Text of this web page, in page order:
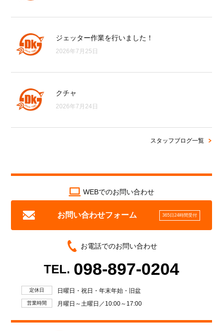
ジェッター作業を行いました！
2026年7月25日
クチャ
2026年7月24日
スタッフブログ一覧
WEBでのお問い合わせ
お問い合わせフォーム 365日24時間受付
お電話でのお問い合わせ
TEL. 098-897-0204
定休日 日曜日・祝日・年末年始・旧盆
営業時間 月曜日～土曜日／10:00～17:00